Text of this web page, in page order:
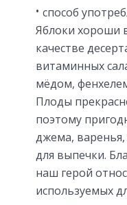
способ
Яблоки хороши
качестве
витаминных
мёдом,
Плоды
поэтому
джема,
для выпечки.
наш герой
используемых